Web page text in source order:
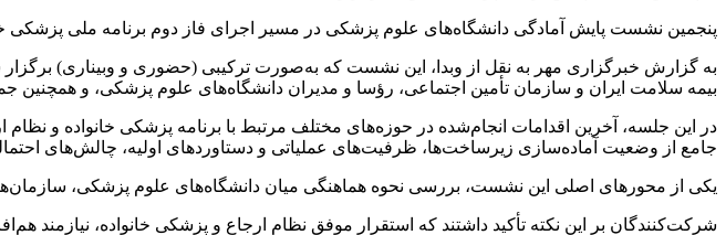
پنجمین نشست پایش آمادگی دانشگاه‌های علوم پزشکی در مسیر اجرای فاز دوم برنامه ملی پزشکی
به گزارش خبرگزاری مهر به نقل از وبدا، این نشست که به‌صورت ترکیبی (حضوری و وبیناری)
بیمه سلامت ایران و سازمان تأمین اجتماعی، رؤسا و مدیران دانشگاه‌های علوم پزشکی، و
در این جلسه، آخرین اقدامات انجام‌شده در حوزه‌های مختلف مرتبط با برنامه پزشکی خانواده و
جامع از وضعیت آماده‌سازی زیرساخت‌ها، ظرفیت‌های عملیاتی و دستاوردهای اولیه، چالش‌های
یکی از محورهای اصلی این نشست، بررسی نحوه هماهنگی میان دانشگاه‌های علوم پزشکی،
شرکت‌کنندگان بر این نکته تأکید داشتند که استقرار موفق نظام ارجاع و پزشکی خانواده، نیازمند